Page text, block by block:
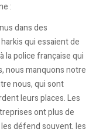
:
dans des
qui essaient de
la police française qui
nous manquons notre
nous, qui sont
leurs places. Les
ont plus de
défend souvent, les